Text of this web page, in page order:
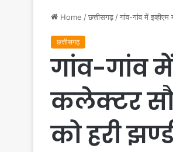
Home /छत्तीसगढ़ /गांव-गांव में
छत्तीसगढ़
गांव-गांव में
कलेक्टर
को हरी